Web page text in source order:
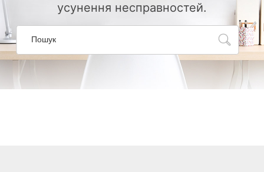
усунення несправностей.